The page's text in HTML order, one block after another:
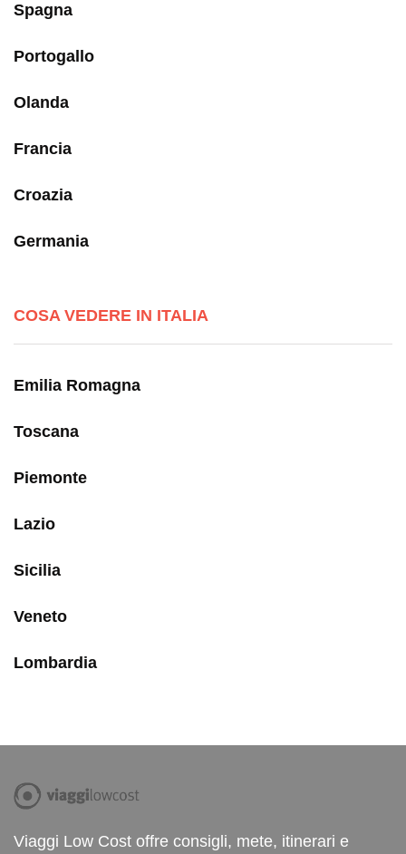
Spagna
Portogallo
Olanda
Francia
Croazia
Germania
COSA VEDERE IN ITALIA
Emilia Romagna
Toscana
Piemonte
Lazio
Sicilia
Veneto
Lombardia
Viaggi Low Cost offre consigli, mete, itinerari e